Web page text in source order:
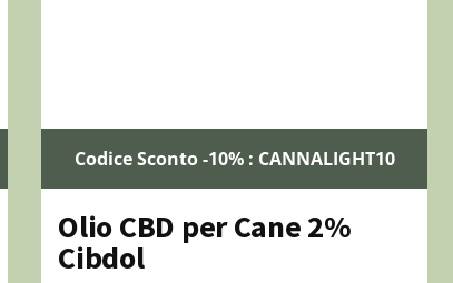
Codice Sconto -10% : CANNALIGHT10
Olio CBD per Cane 2%
Cibdol